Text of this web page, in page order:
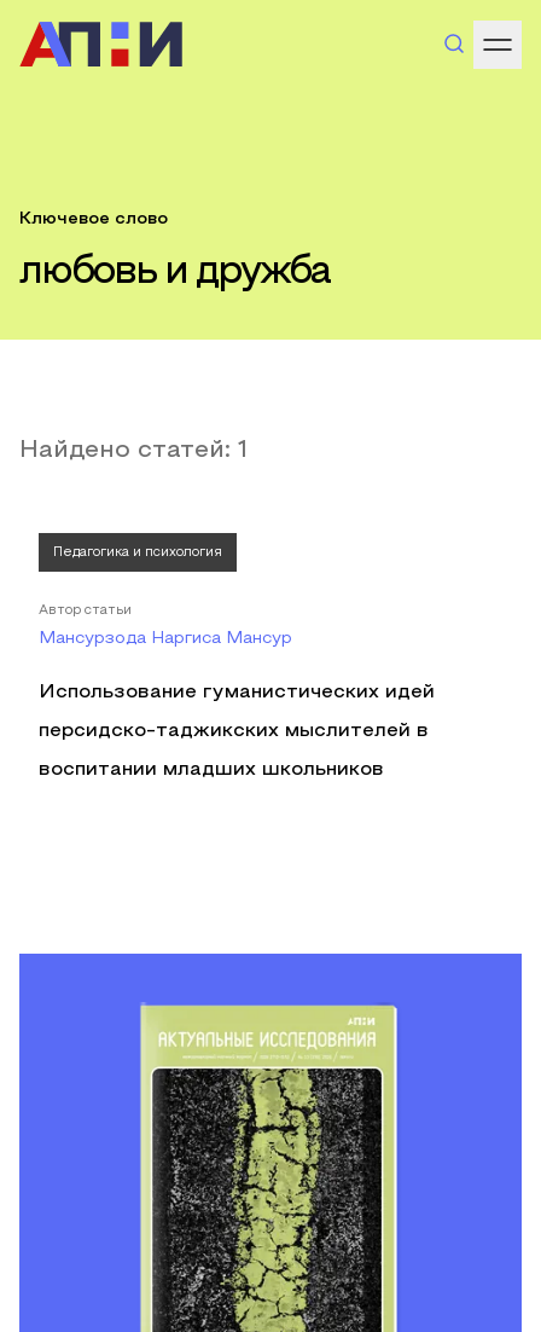
Ключевое слово
любовь и дружба
Найдено статей: 1
Педагогика и психология
Автор статьи
Мансурзода Наргиса Мансур
Использование гуманистических идей
персидско-таджикских мыслителей в
воспитании младших школьников